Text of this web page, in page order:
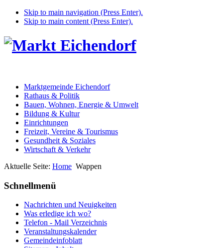
Skip to main navigation (Press Enter).
Skip to main content (Press Enter).
Marktgemeinde Eichendorf
Rathaus & Politik
Bauen, Wohnen, Energie & Umwelt
Bildung & Kultur
Einrichtungen
Freizeit, Vereine & Tourismus
Gesundheit & Soziales
Wirtschaft & Verkehr
Aktuelle Seite: Home Wappen
Schnellmenü
Nachrichten und Neuigkeiten
Was erledige ich wo?
Telefon - Mail Verzeichnis
Veranstaltungskalender
Gemeindeinfoblatt